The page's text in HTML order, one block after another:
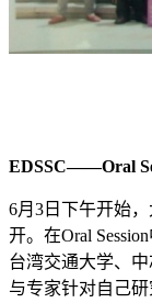
EDSSC——Oral
6月3日下午开始
开。在Oral
台湾交通大学、
与专家针对自己